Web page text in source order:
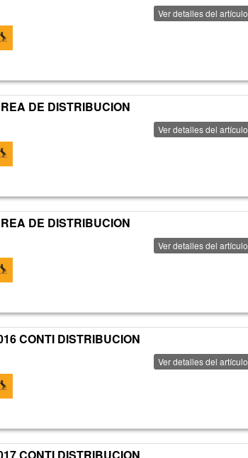
Ver detalles del artículo
DE DISTRIBUCION
Ver detalles del artículo
DE DISTRIBUCION
Ver detalles del artículo
CONTI DISTRIBUCION
Ver detalles del artículo